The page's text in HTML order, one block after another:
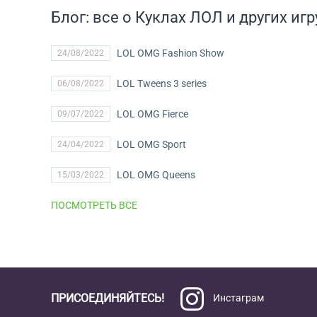
Блог: все о Куклах ЛОЛ и других
24/08/2022 LOL OMG Fashion Show
06/08/2022 LOL Tweens 3 series
09/07/2022 LOL OMG Fierce
24/04/2022 LOL OMG Sport
15/03/2022 LOL OMG Queens
ПОСМОТРЕТЬ ВСЕ
ПРИСОЕДИНЯЙТЕСЬ! Инстаграм